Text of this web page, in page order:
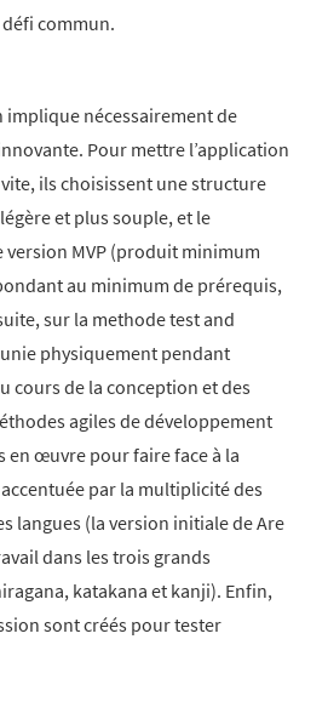
commun.
implique nécessairement de
Pour mettre l’application
ils choisissent une structure
et plus souple, et le
version MVP (produit minimum
au minimum de prérequis,
sur la methode test and
physiquement pendant
cours de la conception et des
agiles de développement
en œuvre pour faire face à la
par la multiplicité des
langues (la version initiale de Are
dans les trois grands
katakana et kanji). Enfin,
sont créés pour tester